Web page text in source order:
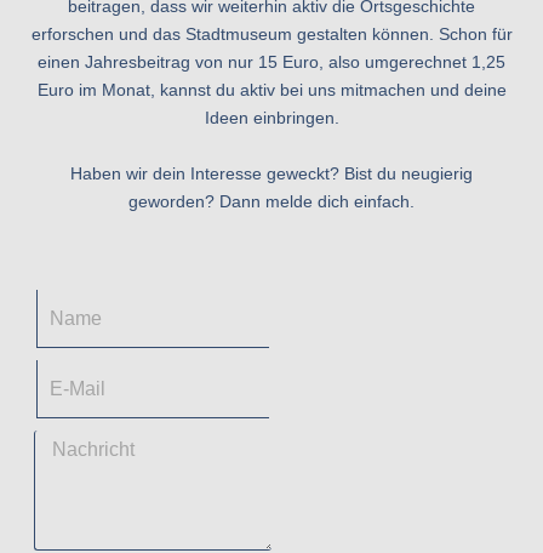
beitragen, dass wir weiterhin aktiv die Ortsgeschichte
erforschen und das Stadtmuseum gestalten können. Schon für
einen Jahresbeitrag von nur 15 Euro, also umgerechnet 1,25
Euro im Monat, kannst du aktiv bei uns mitmachen und deine
Ideen einbringen.
Haben wir dein Interesse geweckt? Bist du neugierig
geworden? Dann melde dich einfach.